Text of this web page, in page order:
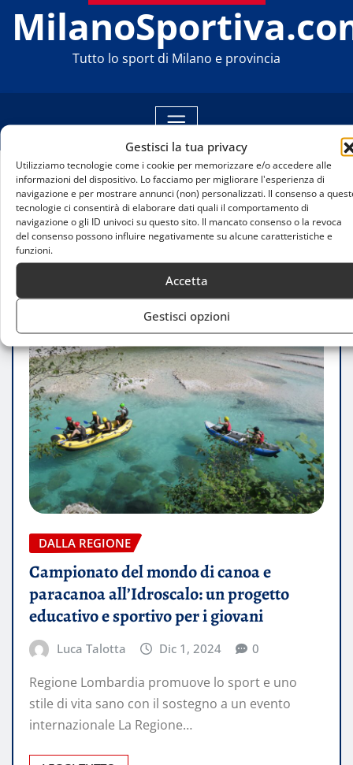
Gestisci la tua privacy
Utilizziamo tecnologie come i cookie per memorizzare e/o accedere alle
informazioni del dispositivo. Lo facciamo per migliorare l'esperienza di
navigazione e per mostrare annunci (non) personalizzati. Il consenso a
tecnologie ci consentirà di elaborare dati quali il comportamento di
navigazione o gli ID univoci su questo sito. Il mancato consenso o la revoca
del consenso possono influire negativamente su alcune caratteristiche e
funzioni.
Accetta
Gestisci opzioni
Tutto lo sport di Milano e provincia
Home
Campionato del mondo di canoa e paracanoa
all’Idroscalo: un progetto educativo e sportivo per i
giovani
DALLA REGIONE
Campionato del mondo di canoa e
paracanoa all’Idroscalo: un progetto
educativo e sportivo per i giovani
Luca Talotta Dic 1, 2024 0
Regione Lombardia promuove lo sport e uno
stile di vita sano con il sostegno a un evento
internazionale La Regione…